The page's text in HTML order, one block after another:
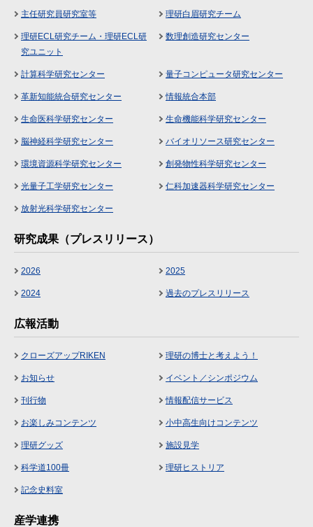
主任研究員研究室等 理研白眉研究チーム
理研ECL研究チーム・理研ECL研
究ユニット
数理創造研究センター
計算科学研究センター 量子コンピュータ研究センター
革新知能統合研究センター 情報統合本部
生命医科学研究センター 生命機能科学研究センター
脳神経科学研究センター バイオリソース研究センター
環境資源科学研究センター 創発物性科学研究センター
光量子工学研究センター 仁科加速器科学研究センター
放射光科学研究センター
研究成果（プレスリリース）
2026 2025
2024 過去のプレスリリース
広報活動
クローズアップRIKEN 理研の博士と考えよう！
お知らせ イベント／シンポジウム
刊行物 情報配信サービス
お楽しみコンテンツ 小中高生向けコンテンツ
理研グッズ 施設見学
科学道100冊 理研ヒストリア
記念史料室
産学連携